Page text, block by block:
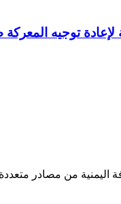
لإعادة توجيه
اليمنية من مصادر